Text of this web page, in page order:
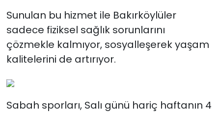
Sunulan bu hizmet ile Bakırköylüler
sadece fiziksel sağlık sorunlarını
çözmekle kalmıyor, sosyalleşerek yaşam
kalitelerini de artırıyor.
Sabah sporları, Salı günü hariç haftanın 4